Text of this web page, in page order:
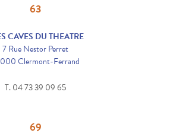
63
CAVES DU THEATRE
7 Rue Nestor Perret
Clermont-Ferrand
T. 04 73 39 09 65
69